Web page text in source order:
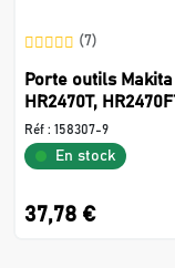
(7)
Porte outils Makita
HR2470T,
Réf : 158307-9
En stock
37,78 €